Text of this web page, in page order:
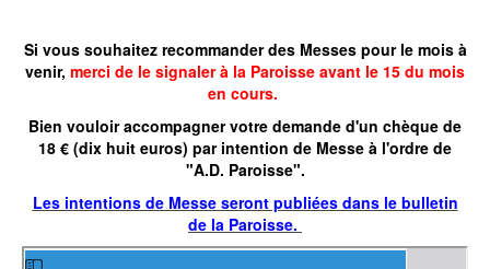
Si vous souhaitez recommander des Messes pour le mois à
venir, merci de le signaler à la Paroisse avant le 15 du mois
en cours.
Bien vouloir accompagner votre demande d'un chèque de
18 € (dix huit euros) par intention de Messe à l'ordre de
"A.D. Paroisse".
Les intentions de Messe seront publiées dans le bulletin
de la Paroisse.